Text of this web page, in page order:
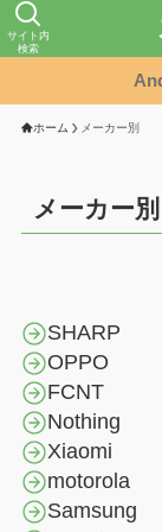
サイト内
検索
ホーム メーカー別
メーカー別
SHARP
OPPO
FCNT
Nothing
Xiaomi
motorola
Samsung